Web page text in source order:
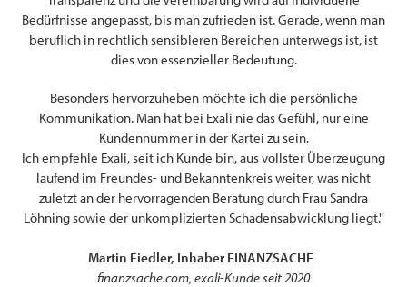
Bedürfnisse angepasst, bis man zufrieden ist. Gerade, wenn man
beruflich in rechtlich sensibleren Bereichen unterwegs ist, ist
dies von essenzieller Bedeutung.
Besonders hervorzuheben möchte ich die persönliche
Kommunikation. Man hat bei Exali nie das Gefühl, nur eine
Kundennummer in der Kartei zu sein.
Ich empfehle Exali, seit ich Kunde bin, aus vollster Überzeugung
laufend im Freundes- und Bekanntenkreis weiter, was nicht
zuletzt an der hervorragenden Beratung durch Frau Sandra
Löhning sowie der unkomplizierten Schadensabwicklung liegt."
Martin Fiedler, Inhaber FINANZSACHE
finanzsache.com, exali-Kunde seit 2020